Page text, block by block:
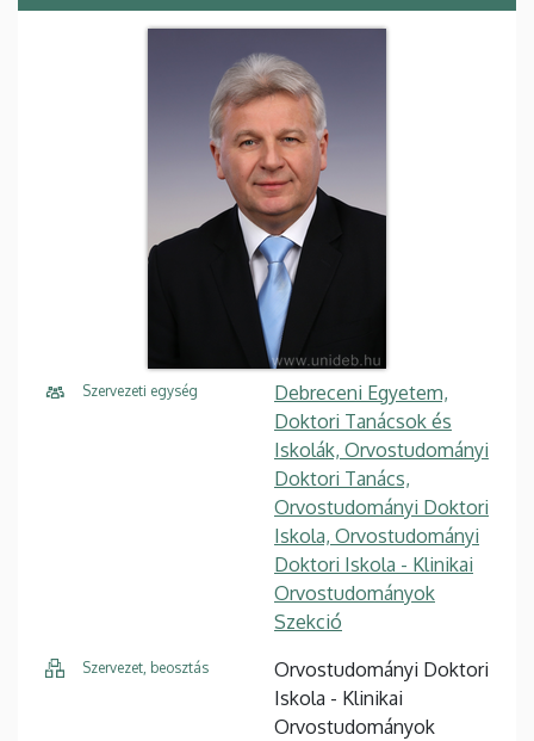
Szervezeti egység
Debreceni Egyetem,
Doktori Tanácsok és
Iskolák, Orvostudományi
Doktori Tanács,
Orvostudományi Doktori
Iskola, Orvostudományi
Doktori Iskola - Klinikai
Orvostudományok
Szekció
Szervezet, beosztás
Orvostudományi Doktori
Iskola - Klinikai
Orvostudományok